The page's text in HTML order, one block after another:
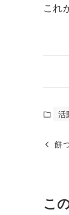
これ
活
餅
こ